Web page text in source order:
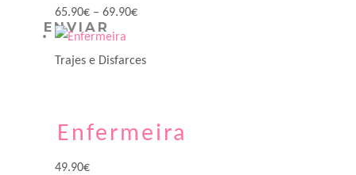
65.90€ – 69.90€
Trajes e Disfarces
Enfermeira
49.90€